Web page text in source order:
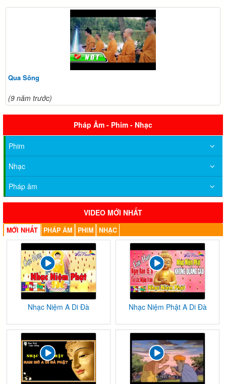
Qua Sông
(9 năm trước)
Pháp Âm - Phim - Nhạc
Phim
Nhạc
Pháp âm
VIDEO MỚI NHẤT
MỚI NHẤT PHÁP ÂM PHIM NHẠC
Nhạc Niệm A Di Đà Nhạc Niệm Phật A Di Đà